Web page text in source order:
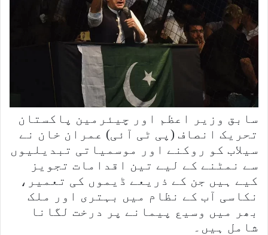
سابق وزیر اعظم اور چیئرمین پاکستان
تحریک انصاف (پی ٹی آئی) عمران خان نے
سیلاب کو روکنے اور موسمیاتی تبدیلیوں
سے نمٹنے کے لیے تین اقدامات تجویز
کیے ہیں جن کے ذریعے ڈیموں کی تعمیر،
نکاسی آب کے نظام میں بہتری اور ملک
بھر میں وسیع پیمانے پر درخت لگانا
شامل ہیں۔